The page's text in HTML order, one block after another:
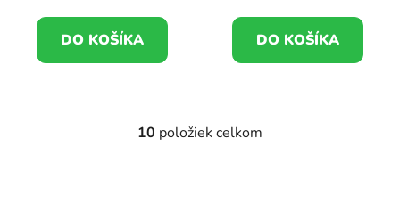
DO KOŠÍKA DO KOŠÍKA
O
10 položiek celkom